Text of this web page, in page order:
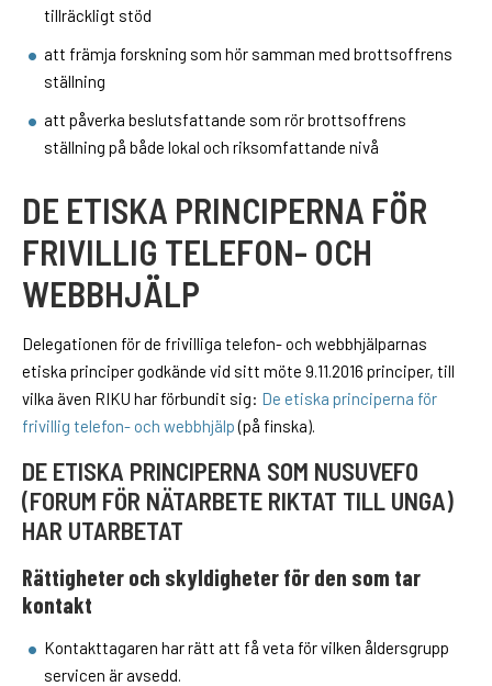
tillräckligt stöd
att främja forskning som hör samman med brottsoffrens
ställning
att påverka beslutsfattande som rör brottsoffrens
ställning på både lokal och riksomfattande nivå
DE ETISKA PRINCIPERNA FÖR
FRIVILLIG TELEFON- OCH
WEBBHJÄLP
Delegationen för de frivilliga telefon- och webbhjälparnas
etiska principer godkände vid sitt möte 9.11.2016 principer, till
vilka även RIKU har förbundit sig: De etiska principerna för
frivillig telefon- och webbhjälp(på finska).
DE ETISKA PRINCIPERNA SOM NUSUVEFO
(FORUM FÖR NÄTARBETE RIKTAT TILL UNGA)
HAR UTARBETAT
Rättigheter och skyldigheter för den som tar
kontakt
Kontakttagaren har rätt att få veta för vilken åldersgrupp
servicen är avsedd.